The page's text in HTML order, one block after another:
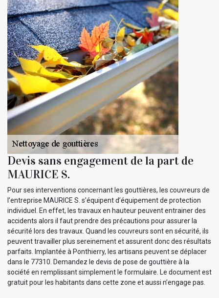
Devis sans engagement de la part de
MAURICE S.
Pour ses interventions concernant les gouttières, les couvreurs de
l’entreprise MAURICE S. s’équipent d’équipement de protection
individuel. En effet, les travaux en hauteur peuvent entrainer des
accidents alors il faut prendre des précautions pour assurer la
sécurité lors des travaux. Quand les couvreurs sont en sécurité, ils
peuvent travailler plus sereinement et assurent donc des résultats
parfaits. Implantée à Ponthierry, les artisans peuvent se déplacer
dans le 77310. Demandez le devis de pose de gouttière à la
société en remplissant simplement le formulaire. Le document est
gratuit pour les habitants dans cette zone et aussi n’engage pas.